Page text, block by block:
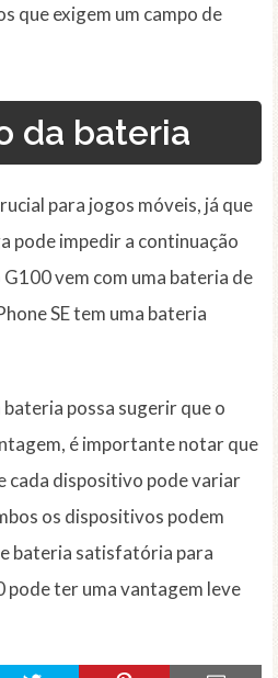
que exigem um campo de
da bateria
para jogos móveis, já que
pode impedir a continuação
vem com uma bateria de
SE tem uma bateria
possa sugerir que o
é importante notar que
cada dispositivo pode variar
os dispositivos podem
bateria satisfatória para
pode ter uma vantagem leve